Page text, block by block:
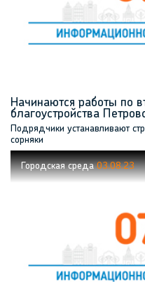
Начинаются работы по
благоустройства
Подрядчики устанавливают
сорняки
Городская среда03.08.23